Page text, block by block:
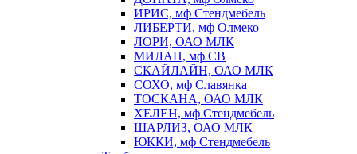
ИРИС, мф Стендмебель
ЛИБЕРТИ, мф Олмеко
ЛОРИ, ОАО МЛК
МИЛАН, мф СВ
СКАЙЛАЙН, ОАО МЛК
СОХО, мф Славянка
ТОСКАНА, ОАО МЛК
ХЕЛЕН, мф Стендмебель
ШАРЛИЗ, ОАО МЛК
ЮККИ, мф Стендмебель